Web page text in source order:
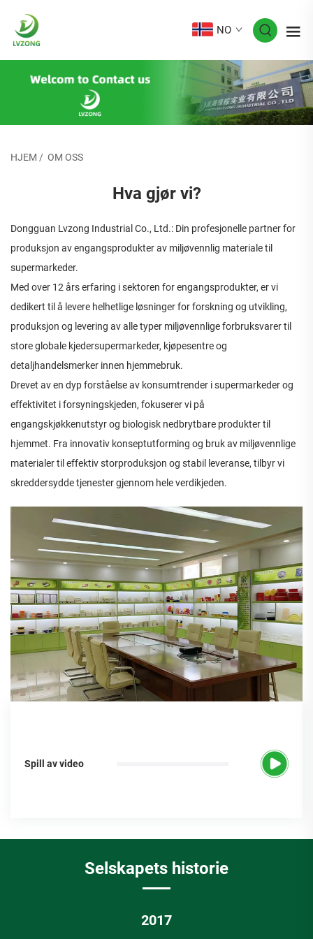
NO
HJEM / OM OSS
Hva gjør vi?
Dongguan Lvzong Industrial Co., Ltd.: Din profesjonelle partner for
produksjon av engangsprodukter av miljøvennlig materiale til
supermarkeder.
Med over 12 års erfaring i sektoren for engangsprodukter, er vi
dedikert til å levere helhetlige løsninger for forskning og utvikling,
produksjon og levering av alle typer miljøvennlige forbruksvarer til
store globale kjedersupermarkeder, kjøpesentre og
detaljhandelsmerker innen hjemmebruk.
Drevet av en dyp forståelse av konsumtrender i supermarkeder og
effektivitet i forsyningskjeden, fokuserer vi på
engangskjøkkenutstyr og biologisk nedbrytbare produkter til
hjemmet. Fra innovativ konseptutforming og bruk av miljøvennlige
materialer til effektiv storproduksjon og stabil leveranse, tilbyr vi
skreddersydde tjenester gjennom hele verdikjeden.
Spill av video
Selskapets historie
2020